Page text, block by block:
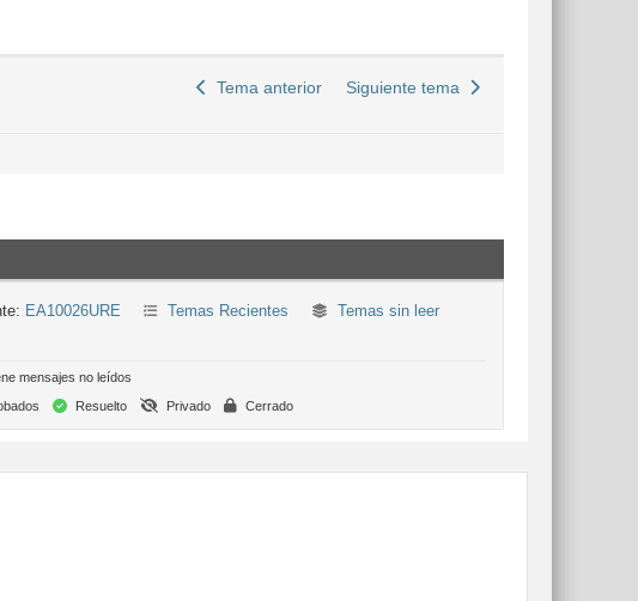
Tema anterior Siguiente tema
EA10026URE Temas Recientes
Temas sin leer
mensajes no leídos
Resuelto Privado Cerrado